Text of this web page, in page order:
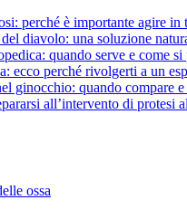
perché è importante agire in
diavolo: una soluzione
quando serve e come si
ecco perché rivolgerti a un
ginocchio: quando compare
all’intervento di protesi
ossa